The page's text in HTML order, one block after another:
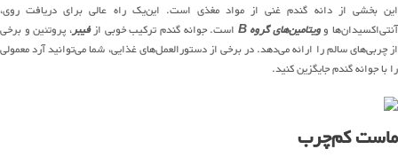
این بخشی از دانه گندم غنی از مواد مغذی است. این‌یک راه عالی برای دریافت روی،
آنتی‌اکسیدان‌ها وویتامین‌های گروه B است. جوانه گندم ترکیب خوبی ازفیبر، پروتئین و برخی
از چربی‌های سالم را ارائه می‌دهد. در برخی از دستورالعمل‌های غذایی، شما می‌توانید آرد معمولی
را با جوانه گندم جایگزین کنید.
ماست کم‌چرب